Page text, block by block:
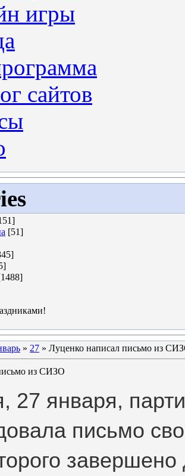
игры
сайтов
[51]
» 27 » Луценко написал письмо из
из СИЗО
27 января,
письмо